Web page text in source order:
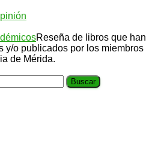
Reseña de libros que han
y/o publicados por los miembros
de Mérida.